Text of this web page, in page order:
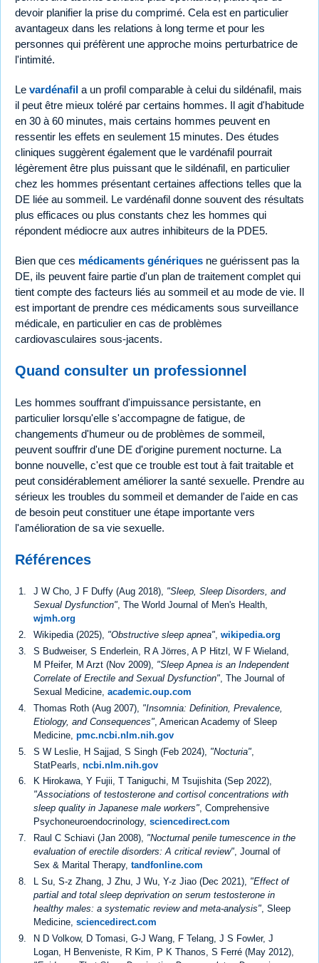
devoir planifier la prise du comprimé. Cela est en particulier
avantageux dans les relations à long terme et pour les
personnes qui préfèrent une approche moins perturbatrice de
l'intimité.
Le vardénafil a un profil comparable à celui du sildénafil, mais
il peut être mieux toléré par certains hommes. Il agit d'habitude
en 30 à 60 minutes, mais certains hommes peuvent en
ressentir les effets en seulement 15 minutes. Des études
cliniques suggèrent également que le vardénafil pourrait
légèrement être plus puissant que le sildénafil, en particulier
chez les hommes présentant certaines affections telles que la
DE liée au sommeil. Le vardénafil donne souvent des résultats
plus efficaces ou plus constants chez les hommes qui
répondent médiocre aux autres inhibiteurs de la PDE5.
Bien que ces médicaments génériques ne guérissent pas la
DE, ils peuvent faire partie d'un plan de traitement complet qui
tient compte des facteurs liés au sommeil et au mode de vie. Il
est important de prendre ces médicaments sous surveillance
médicale, en particulier en cas de problèmes
cardiovasculaires sous-jacents.
Quand consulter un professionnel
Les hommes souffrant d'impuissance persistante, en
particulier lorsqu'elle s'accompagne de fatigue, de
changements d'humeur ou de problèmes de sommeil,
peuvent souffrir d'une DE d'origine purement nocturne. La
bonne nouvelle, c'est que ce trouble est tout à fait traitable et
peut considérablement améliorer la santé sexuelle. Prendre au
sérieux les troubles du sommeil et demander de l'aide en cas
de besoin peut constituer une étape importante vers
l'amélioration de sa vie sexuelle.
Références
J W Cho, J F Duffy (Aug 2018), "Sleep, Sleep Disorders, and
Sexual Dysfunction", The World Journal of Men's Health,
wjmh.org
Wikipedia (2025), "Obstructive sleep apnea" wikipedia.org
S Budweiser, S Enderlein, R A Jörres, A P Hitzl, W F Wieland,
M Pfeifer, M Arzt (Nov 2009), "Sleep Apnea is an Independent
Correlate of Erectile and Sexual Dysfunction" , The Journal of
Sexual Medicine, academic.oup.com
Thomas Roth (Aug 2007), "Insomnia: Definition, Prevalence,
Etiology, and Consequences" , American Academy of Sleep
Medicine, pmc.ncbi.nlm.nih.gov
S W Leslie, H Sajjad, S Singh (Feb 2024), "Nocturia"
StatPearls, ncbi.nlm.nih.gov
K Hirokawa, Y Fujii, T Taniguchi, M Tsujishita (Sep 2022),
"Associations of testosterone and cortisol concentrations with
sleep quality in Japanese male workers", Comprehensive
Psychoneuroendocrinology, sciencedirect.com
Raul C Schiavi (Jan 2008), "Nocturnal penile tumescence in the
evaluation of erectile disorders: A critical review", Journal of
Sex & Marital Therapy, tandfonline.com
L Su, S-z Zhang, J Zhu, J Wu, Y-z Jiao (Dec 2021), "Effect of
partial and total sleep deprivation on serum testosterone in
healthy males: a systematic review and meta-analysis", Sleep
Medicine, sciencedirect.com
N D Volkow, D Tomasi, G-J Wang, F Telang, J S Fowler, J
Logan, H Benveniste, R Kim, P K Thanos, S Ferré (May 2012),